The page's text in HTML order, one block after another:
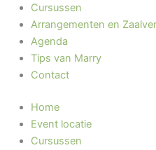
Cursussen
Arrangementen en
Agenda
Tips van Marry
Contact
Home
Event locatie
Cursussen